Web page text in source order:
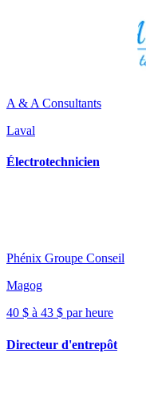
A & A Consultants
Laval
Électrotechnicien
Phénix Groupe Conseil
Magog
40 $ à 43 $ par heure
Directeur d'entrepôt